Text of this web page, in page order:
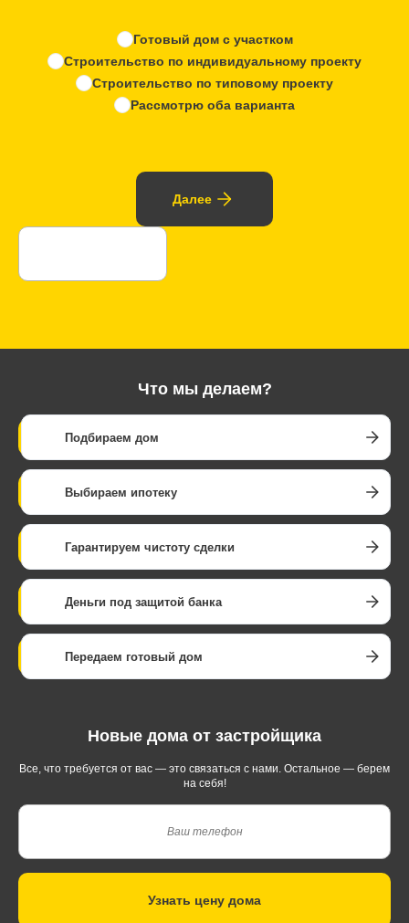
Готовый дом с участком
Строительство по индивидуальному проекту
Строительство по типовому проекту
Рассмотрю оба варианта
Далее
Что мы делаем?
Подбираем дом
Выбираем ипотеку
Гарантируем чистоту сделки
Деньги под защитой банка
Передаем готовый дом
Новые дома от застройщика
Все, что требуется от вас — это связаться с нами. Остальное — берем
на себя!
Узнать цену дома